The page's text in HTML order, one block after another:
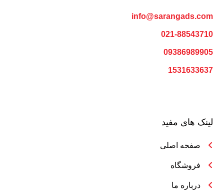
info@sarangads.com
021-88543710
09386989905
1531633637
لینک های مفید
صفحه اصلی
فروشگاه
درباره ما